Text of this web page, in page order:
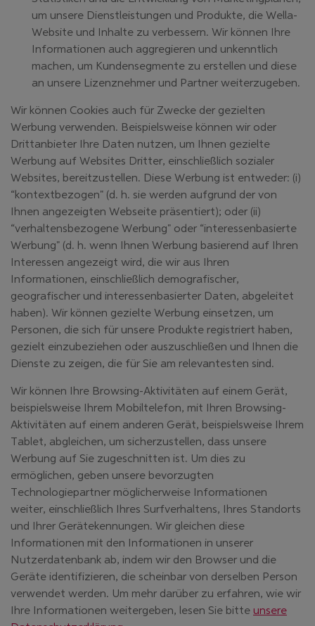
um unsere Dienstleistungen und Produkte, die Wella-
Website und Inhalte zu verbessern. Wir können Ihre
Informationen auch aggregieren und unkenntlich
machen, um Kundensegmente zu erstellen und diese
an unsere Lizenznehmer und Partner weiterzugeben.
Wir können Cookies auch für Zwecke der gezielten
Werbung verwenden. Beispielsweise können wir oder
Drittanbieter Ihre Daten nutzen, um Ihnen gezielte
Werbung auf Websites Dritter, einschließlich sozialer
Websites, bereitzustellen. Diese Werbung ist entweder: (i)
“kontextbezogen" (d. h. sie werden aufgrund der von
Ihnen angezeigten Webseite präsentiert); oder (ii)
“verhaltensbezogene Werbung" oder “interessenbasierte
Werbung" (d. h. wenn Ihnen Werbung basierend auf Ihren
Interessen angezeigt wird, die wir aus Ihren
Informationen, einschließlich demografischer,
geografischer und interessenbasierter Daten, abgeleitet
haben). Wir können gezielte Werbung einsetzen, um
Personen, die sich für unsere Produkte registriert haben,
gezielt einzubeziehen oder auszuschließen und Ihnen die
Dienste zu zeigen, die für Sie am relevantesten sind.
Wir können Ihre Browsing-Aktivitäten auf einem Gerät,
beispielsweise Ihrem Mobiltelefon, mit Ihren Browsing-
Aktivitäten auf einem anderen Gerät, beispielsweise Ihrem
Tablet, abgleichen, um sicherzustellen, dass unsere
Werbung auf Sie zugeschnitten ist. Um dies zu
ermöglichen, geben unsere bevorzugten
Technologiepartner möglicherweise Informationen
weiter, einschließlich Ihres Surfverhaltens, Ihres Standorts
und Ihrer Gerätekennungen. Wir gleichen diese
Informationen mit den Informationen in unserer
Nutzerdatenbank ab, indem wir den Browser und die
Geräte identifizieren, die scheinbar von derselben Person
verwendet werden. Um mehr darüber zu erfahren, wie wir
Ihre Informationen weitergeben, lesen Sie bitte unsere